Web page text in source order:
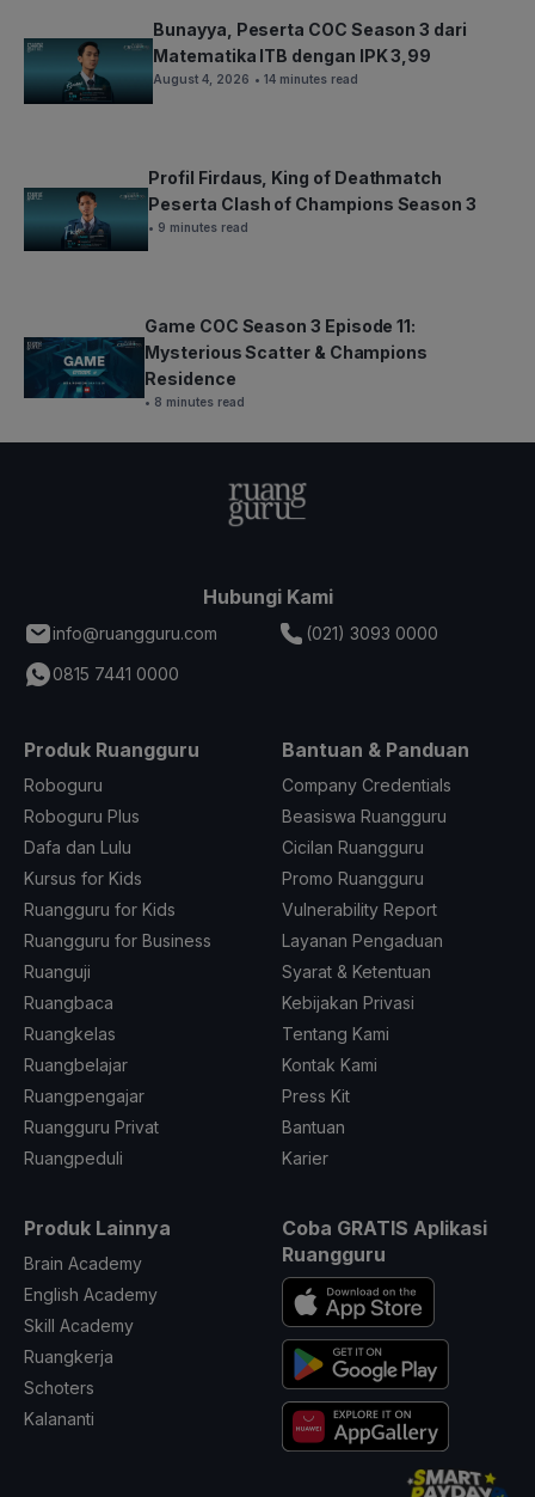
Bunayya, Peserta COC Season 3 dari
Matematika ITB dengan IPK 3,99
August 4, 2026 • 14 minutes read
Profil Firdaus, King of Deathmatch
Peserta Clash of Champions Season 3
• 9 minutes read
Game COC Season 3 Episode 11:
Mysterious Scatter & Champions
Residence
• 8 minutes read
Hubungi Kami
info@ruangguru.com
(021) 3093 0000
0815 7441 0000
Produk Ruangguru
Roboguru
Roboguru Plus
Dafa dan Lulu
Kursus for Kids
Ruangguru for Kids
Ruangguru for Business
Ruanguji
Ruangbaca
Ruangkelas
Ruangbelajar
Ruangpengajar
Ruangguru Privat
Ruangpeduli
Bantuan & Panduan
Company Credentials
Beasiswa Ruangguru
Cicilan Ruangguru
Promo Ruangguru
Vulnerability Report
Layanan Pengaduan
Syarat & Ketentuan
Kebijakan Privasi
Tentang Kami
Kontak Kami
Press Kit
Bantuan
Karier
Produk Lainnya
Brain Academy
English Academy
Skill Academy
Ruangkerja
Schoters
Kalananti
Coba GRATIS Aplikasi
Ruangguru